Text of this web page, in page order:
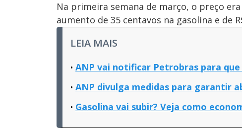
Na primeira semana de março, o preço
aumento de 35 centavos na gasolina e de
LEIA MAIS
ANP vai notificar Petrobras para
ANP divulga medidas para garantir
Gasolina vai subir? Veja como